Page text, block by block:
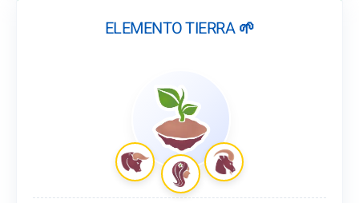
ELEMENTO TIERRA 🌱